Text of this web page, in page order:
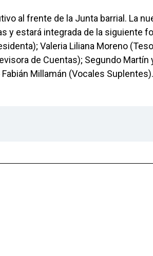
al frente de la Junta barrial. La
estará integrada de la siguiente
Valeria Liliana Moreno
de Cuentas); Segundo Martín
Millamán (Vocales Suplentes).